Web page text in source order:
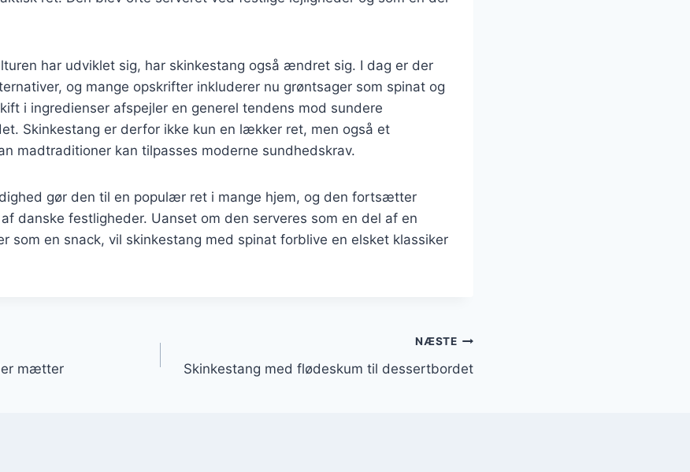
har udviklet sig, har skinkestang også ændret sig. I dag er der
og mange opskrifter inkluderer nu grøntsager som spinat og
i ingredienser afspejler en generel tendens mod sundere
Skinkestang er derfor ikke kun en lækker ret, men også et
madtraditioner kan tilpasses moderne sundhedskrav.
gør den til en populær ret i mange hjem, og den fortsætter
danske festligheder. Uanset om den serveres som en del af en
som en snack, vil skinkestang med spinat forblive en elsket klassiker
mætter
NÆSTE
Skinkestang med flødeskum til dessertbordet